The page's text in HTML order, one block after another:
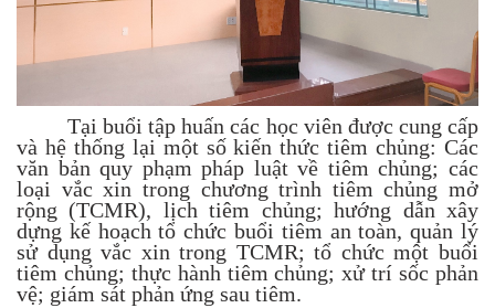
Tại buổi tập huấn các học viên được cung cấp
và hệ thống lại một số kiến thức tiêm chủng: Các
văn bản quy phạm pháp luật về tiêm chủng; các
loại vắc xin trong chương trình tiêm chủng mở
rộng (TCMR), lịch tiêm chủng; hướng dẫn xây
dựng kế hoạch tổ chức buổi tiêm an toàn, quản lý
sử dụng vắc xin trong TCMR; tổ chức một buổi
tiêm chủng; thực hành tiêm chủng; xử trí sốc phản
vệ; giám sát phản ứng sau tiêm.